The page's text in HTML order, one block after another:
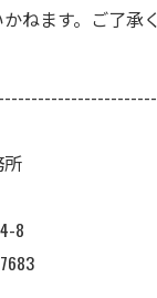
ねます。ご了承
8